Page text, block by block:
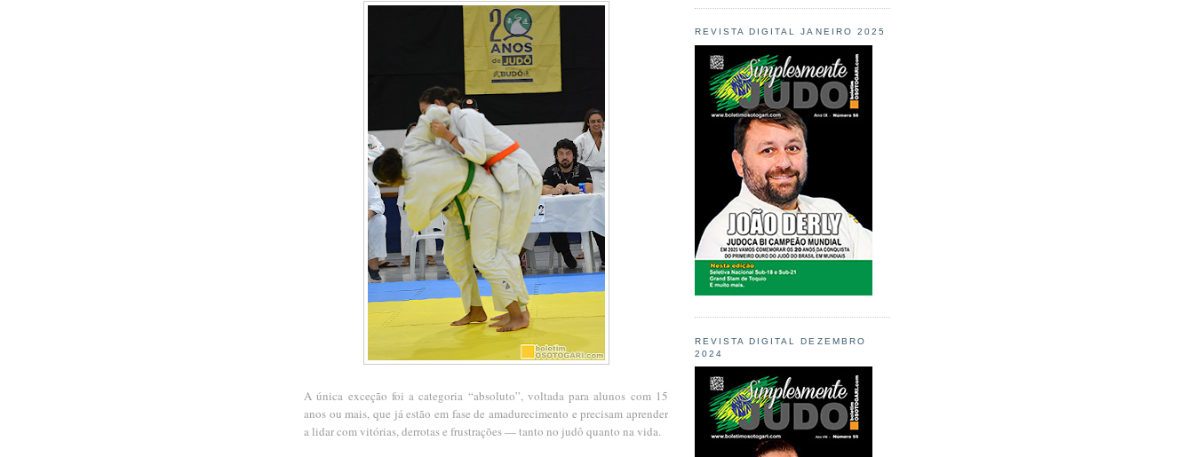
A única exceção foi a categoria “absoluto”, voltada para alunos com 15
anos ou mais, que já estão em fase de amadurecimento e precisam aprender
a lidar com vitórias, derrotas e frustrações — tanto no judô quanto na vida.
REVISTA DIGITAL JANEIRO 2025
REVISTA DIGITAL DEZEMBRO
2024